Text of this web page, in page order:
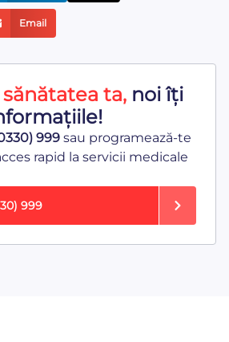
Email
ta, noi îți
999 sau programează-te
rapid la servicii medicale
999